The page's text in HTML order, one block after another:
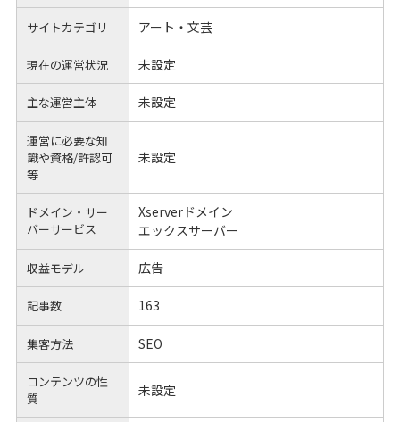
サイトカテゴリ アート・文芸
現在の運営状況 未設定
主な運営主体 未設定
運営に必要な知
識や資格/許認可
等
未設定
ドメイン・サー
バーサービス
Xserverドメイン
エックスサーバー
収益モデル 広告
記事数 163
集客方法 SEO
コンテンツの性
質
未設定